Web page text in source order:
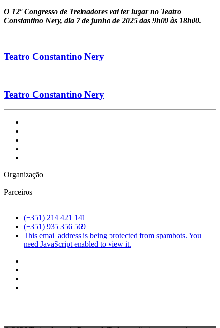
O 12º Congresso de Treinadores vai ter lugar no Teatro
Constantino Nery, dia 7 de junho de 2025 das 9h00 às 18h00.
Teatro Constantino Nery
Teatro Constantino Nery
Organização
Parceiros
(+351) 214 421 141
(+351) 935 356 569
This email address is being protected from spambots. You
need JavaScript enabled to view it.